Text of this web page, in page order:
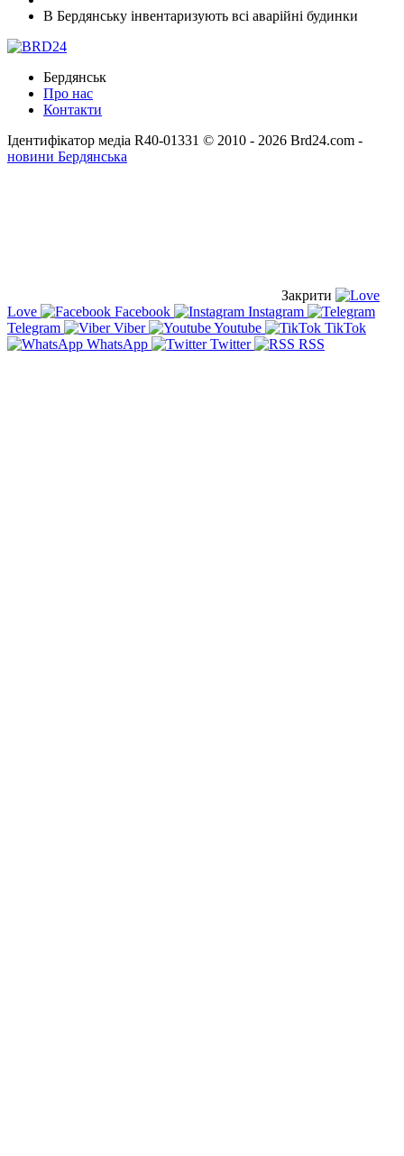
В Бердянську інвентаризують всі аварійні будинки
Бердянськ
Про нас
Контакти
Ідентифікатор медіа R40-01331 © 2010 - 2026 Brd24.com -
новини Бердянська
Закрити
Love
Facebook
Instagram
Telegram
Viber Youtube
TikTok
WhatsApp
Twitter RSS